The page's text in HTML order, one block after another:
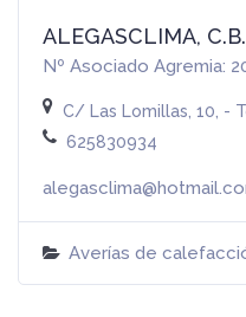
ALEGASCLIMA, C.B.
Nº Asociado Agremia:
C/ Las Lomillas, 10, -
625830934
Averías de